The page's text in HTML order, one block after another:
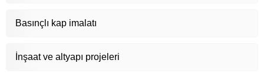
Basınçlı kap imalatı
İnşaat ve altyapı projeleri